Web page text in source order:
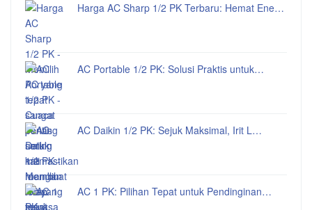
Harga AC Sharp 1/2 PK Terbaru: Hemat Ene…
AC Portable 1/2 PK: Solusi Praktis untuk…
AC Daikin 1/2 PK: Sejuk Maksimal, Irit L…
AC 1 PK: Pilihan Tepat untuk Pendinginan…